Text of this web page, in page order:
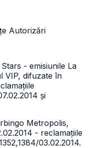
Autorizări
- emisiunile La
VIP, difuzate în
și
Metropolis,
- reclamațiile
03.02.2014.